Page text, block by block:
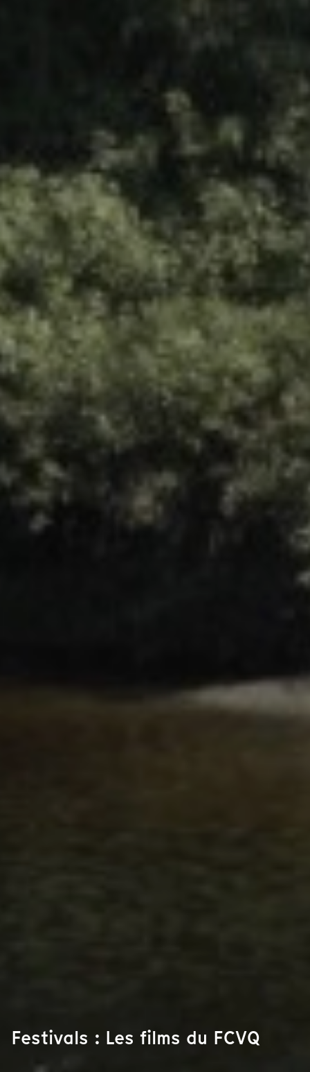
Festivals : Les films du FCVQ